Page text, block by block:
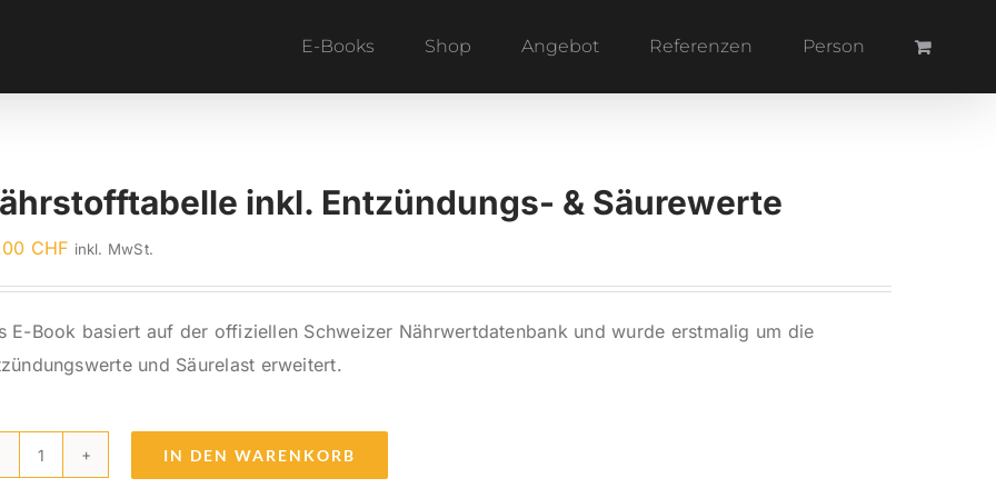
E-Books Shop Angebot Referenzen Person
inkl. Entzündungs- & Säurewerte
CHF inkl. MwSt.
E-Book basiert auf der offiziellen Schweizer Nährwertdatenbank und wurde erstmalig um die
und Säurelast erweitert.
Nährstofftabelle
IN DEN WARENKORB